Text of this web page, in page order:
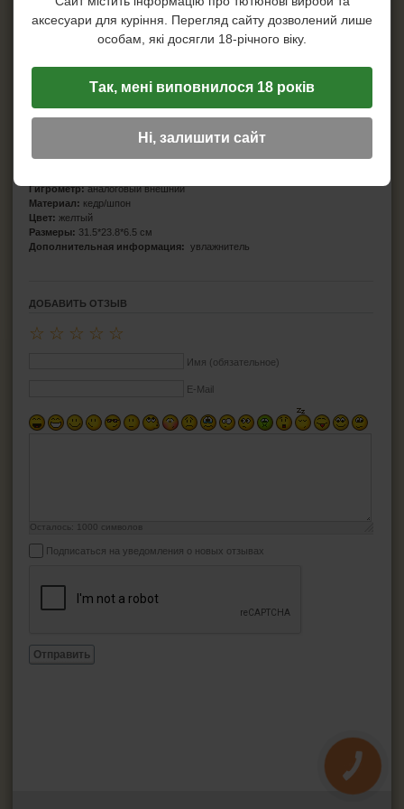
Франция
Страна производитель:Китай
Гигрометр:аналоговый внешний
Материал: кедр/шпон
Цвет: желтый
Размеры: 31.5*23.8*6.5 см
Дополнительная информация: увлажнитель
ДОБАВИТЬ ОТЗЫВ
☆
☆
☆
☆
☆
Имя (обязательное)
E-Mail
Осталось: 1000 символов
Подписаться на уведомления о новых отзывах
Отправить
аксесуари для куріння. Перегляд сайту дозволений лише
особам, які досягли 18-річного віку.
Так, мені виповнилося 18 років
Ні, залишити сайт
КНОПКА
ЗВ'ЯЗКУ